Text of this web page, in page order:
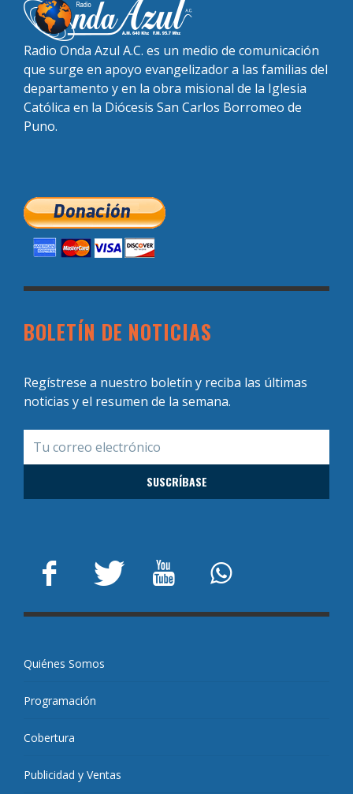
Radio Onda Azul A.C. es un medio de comunicación
que surge en apoyo evangelizador a las familias del
departamento y en la obra misional de la Iglesia
Católica en la Diócesis San Carlos Borromeo de
Puno.
BOLETÍN DE NOTICIAS
Regístrese a nuestro boletín y reciba las últimas
noticias y el resumen de la semana.
Quiénes Somos
Programación
Cobertura
Publicidad y Ventas